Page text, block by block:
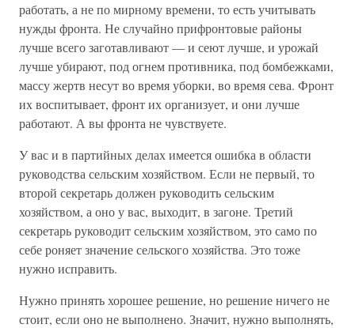
работать, а не по мирному времени, то есть учитывать
нужды фронта. Не случайно прифронтовые районы
лучше всего заготавливают — и сеют лучше, и урожай
лучше убирают, под огнем противника, под бомбежками,
массу жертв несут во время уборки, во время сева. Фронт
их воспитывает, фронт их организует, и они лучше
работают. А вы фронта не чувствуете.
У вас и в партийных делах имеется ошибка в области
руководства сельским хозяйством. Если не первый, то
второй секретарь должен руководить сельским
хозяйством, а оно у вас, выходит, в загоне. Третий
секретарь руководит сельским хозяйством, это само по
себе роняет значение сельского хозяйства. Это тоже
нужно исправить.
Нужно принять хорошее решение, но решение ничего не
стоит, если оно не выполнено. Значит, нужно выполнять,